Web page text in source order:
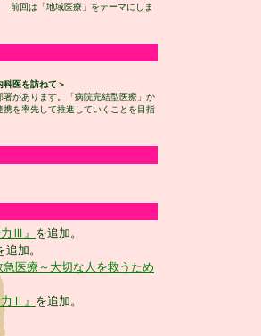
前回は「地域医療」をテーマにしま
医を訪ねて＞
があります。「病院完結型医療」か
を率先して推進していくことを目指
Ⅲ』 を追加。
追加。
医療～大切な人を救うため
Ⅱ』 を追加。